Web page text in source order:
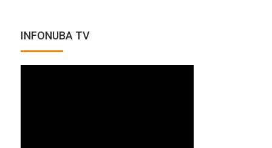
INFONUBA TV